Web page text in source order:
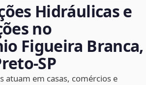
Hidráulicas e
no
Figueira Branca,
atuam em casas, comércios e